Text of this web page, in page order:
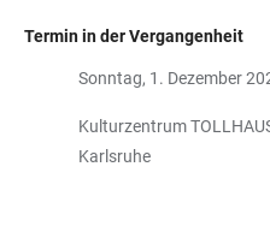
Termin in der Vergangenheit
Sonntag, 1. Dezember
Kulturzentrum
Karlsruhe